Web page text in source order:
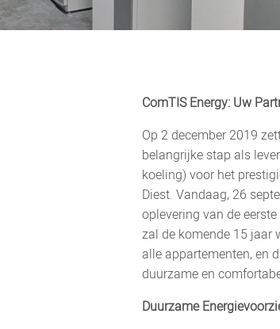
ComTIS Energy: Uw
Op 2 december 2019
belangrijke stap als
koeling) voor het
Diest. Vandaag, 26
oplevering van de
zal de komende 15 jaar
alle appartementen, en
duurzame en
Duurzame